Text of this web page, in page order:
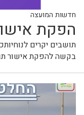
חדשות המועצה
הפקת
תושבים יקרים
בקשה להפקת אישור